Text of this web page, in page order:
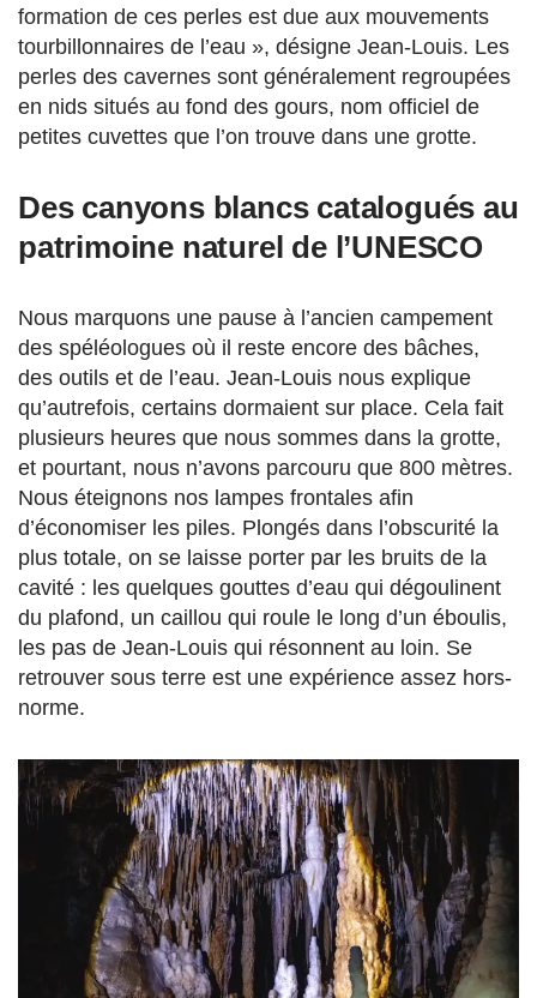
formation de ces perles est due aux mouvements
tourbillonnaires de l’eau », désigne Jean-Louis. Les
perles des cavernes sont généralement regroupées
en nids situés au fond des gours, nom officiel de
petites cuvettes que l’on trouve dans une grotte.
Des canyons blancs catalogués au
patrimoine naturel de l’UNESCO
Nous marquons une pause à l’ancien campement
des spéléologues où il reste encore des bâches,
des outils et de l’eau. Jean-Louis nous explique
qu’autrefois, certains dormaient sur place. Cela fait
plusieurs heures que nous sommes dans la grotte,
et pourtant, nous n’avons parcouru que 800 mètres.
Nous éteignons nos lampes frontales afin
d’économiser les piles. Plongés dans l’obscurité la
plus totale, on se laisse porter par les bruits de la
cavité : les quelques gouttes d’eau qui dégoulinent
du plafond, un caillou qui roule le long d’un éboulis,
les pas de Jean-Louis qui résonnent au loin. Se
retrouver sous terre est une expérience assez hors-
norme.